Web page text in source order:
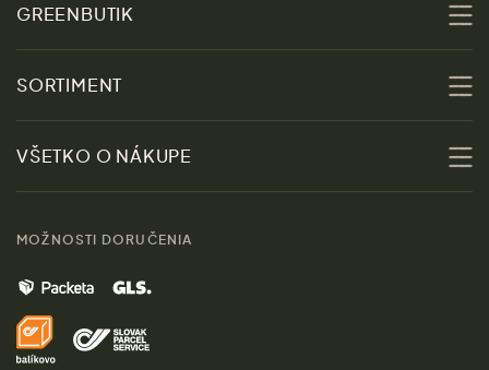
GREENBUTIK
Udržateľnosť
Kontakt
Značky
Pre médiá
SORTIMENT
Zľavy
Ženy
Muži
Domov
Darčeky
VŠETKO O NÁKUPE
Doprava a platba
MOŽNOSTI DORUČENIA